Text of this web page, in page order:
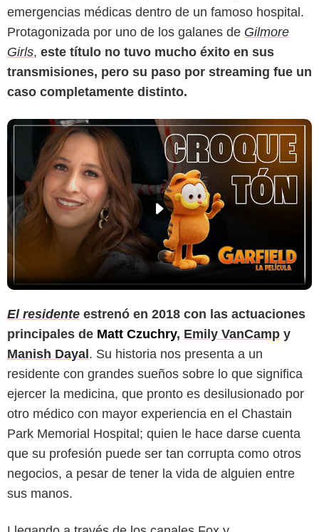
emergencias médicas dentro de un famoso hospital.
Protagonizada por uno de los galanes de Gilmore
Girls, este título no tuvo mucho éxito en sus
transmisiones, pero su paso por streaming fue un
caso completamente distinto.
El residente estrenó en 2018 con las actuaciones
principales de Matt Czuchry, Emily VanCamp y
Manish Dayal . Su historia nos presenta a un
residente con grandes sueños sobre lo que significa
ejercer la medicina, que pronto es desilusionado por
otro médico con mayor experiencia en el Chastain
Park Memorial Hospital; quien le hace darse cuenta
que su profesión puede ser tan corrupta como otros
negocios, a pesar de tener la vida de alguien entre
sus manos.